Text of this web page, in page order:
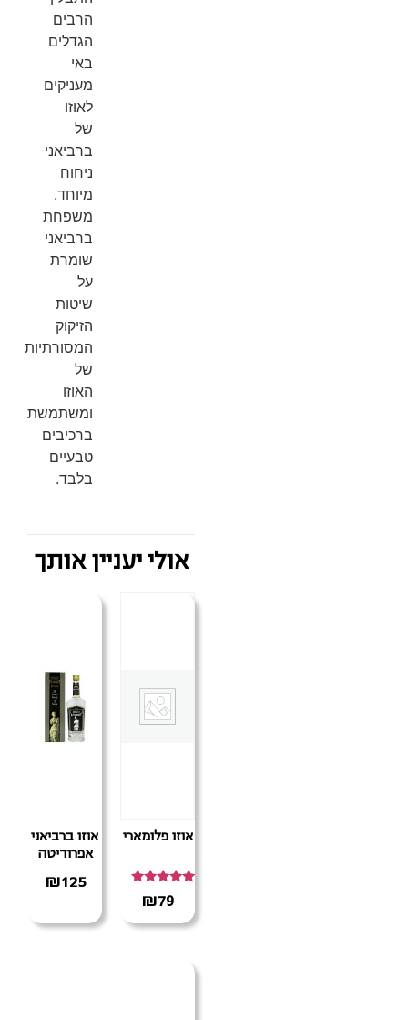
הרבים
הגדלים
באי
מעניקים
לאוזו
של
ברביאני
ניחוח
מיוחד.
משפחת
ברביאני
שומרת
על
שיטות
הזיקוק
המסורתיות
של
האוזו
ומשתמשת
ברכיבים
טבעיים
בלבד.
אולי יעניין אותך
אוזו פלומארי
מתוך 5
₪79
אוזו ברביאני
אפרודיטה
₪125